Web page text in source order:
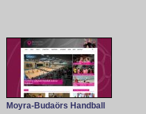
Moyra-Budaörs Handball